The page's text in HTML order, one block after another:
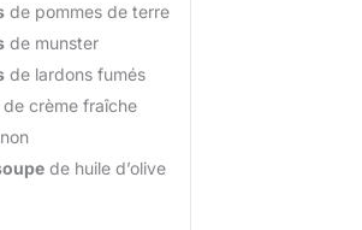
de pommes de terre
de munster
de lardons fumés
de crème fraîche
de huile d’olive